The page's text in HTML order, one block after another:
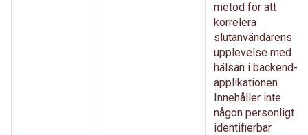
metod för att
korrelera
slutanvändarens
upplevelse med
hälsan i backend-
applikationen.
Innehåller inte
någon personligt
identifierbar